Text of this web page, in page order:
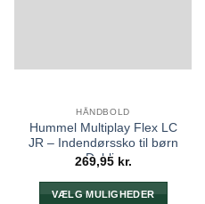
HÅNDBOLD
Hummel Multiplay Flex LC
JR – Indendørssko til børn
Dahlia
269,95 kr.
VÆLG MULIGHEDER